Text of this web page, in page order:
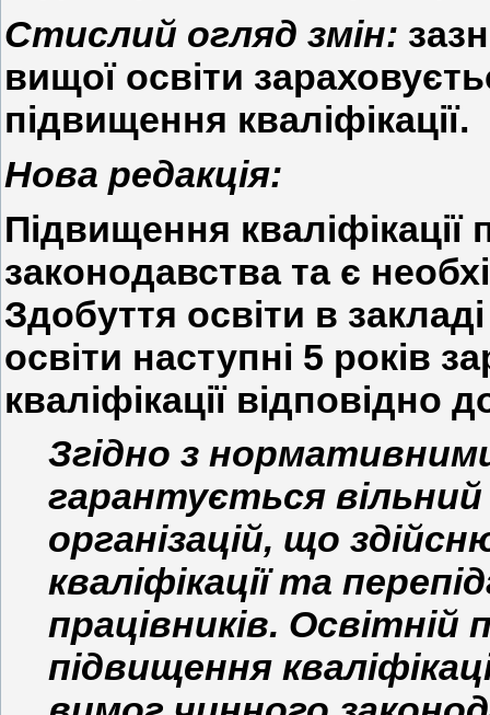
Стислий огляд змін:
вищої освіти
підвищення кваліфікації.
Нова редакція:
Підвищення
законодавства та є
Здобуття освіти в
освіти наступні 5 років
кваліфікації відповідно
Згідно з
гарантується
організацій, що
кваліфікації та
працівників.
підвищення